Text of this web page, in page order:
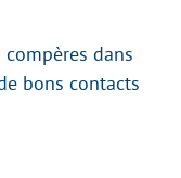
dans
bons contacts